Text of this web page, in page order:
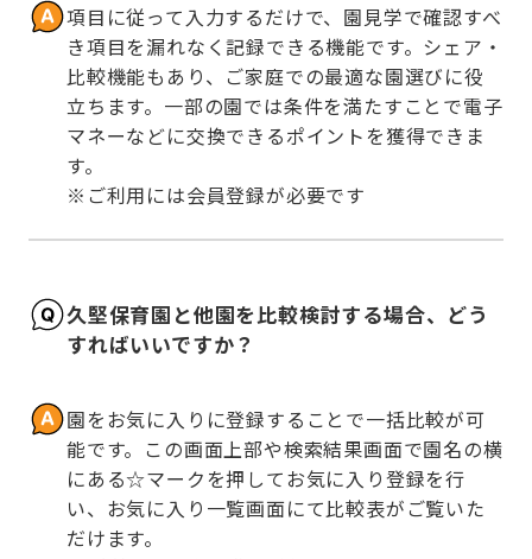
項目に従って入力するだけで、園見学で確認すべ
き項目を漏れなく記録できる機能です。シェア・
比較機能もあり、ご家庭での最適な園選びに役
立ちます。一部の園では条件を満たすことで電子
マネーなどに交換できるポイントを獲得できま
す。
※ご利用には会員登録が必要です
久堅保育園と他園を比較検討する場合、どう
すればいいですか？
園をお気に入りに登録することで一括比較が可
能です。この画面上部や検索結果画面で園名の横
にある☆マークを押してお気に入り登録を行
い、お気に入り一覧画面にて比較表がご覧いた
だけます。